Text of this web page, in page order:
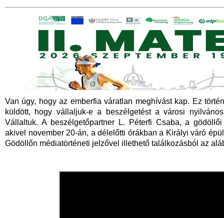
Van úgy, hogy az emberfia váratlan meghívást kap. Ez
küldött, hogy vállaljuk-e a beszélgetést a városi
Vállaltuk. A beszélgetőpartner L. Péterfi Csaba, a
akivel november 20-án, a délelőtti órákban a Királyi váró
Gödöllőn médiatörténeti jelzővel illethető találkozásból az